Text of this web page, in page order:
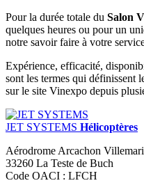
Pour la durée totale du Salon
quelques heures ou pour un
notre savoir faire à votre
Expérience, efficacité,
sont les termes qui définissent
sur le site Vinexpo depuis
JET SYSTEMS Hélicoptères
Aérodrome Arcachon
33260 La Teste de Buch
Code OACI : LFCH